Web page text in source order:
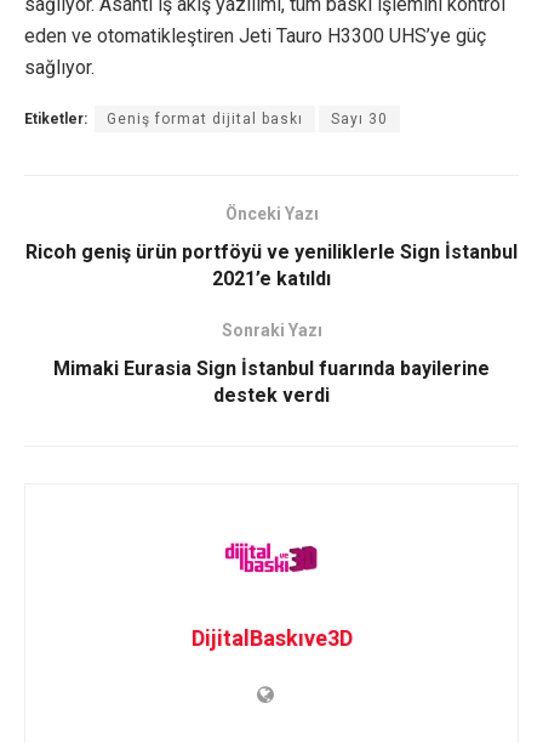
eden ve otomatikleştiren Jeti Tauro H3300 UHS’ye güç
sağlıyor.
Etiketler: Geniş format dijital baskı Sayı 30
Önceki Yazı
Ricoh geniş ürün portföyü ve yeniliklerle Sign İstanbul
2021’e katıldı
Sonraki Yazı
Mimaki Eurasia Sign İstanbul fuarında bayilerine
destek verdi
DijitalBaskıve3D